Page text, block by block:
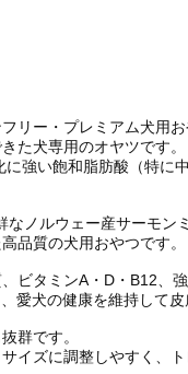
リー・プレミアム犬用
た犬専用のオヤツです
強い飽和脂肪酸（特に
ノルウェー産サーモン
品質の犬用おやつです。
ビタミンA・D・B12、
愛犬の健康を維持して皮
群です。
イズに調整しやすく、